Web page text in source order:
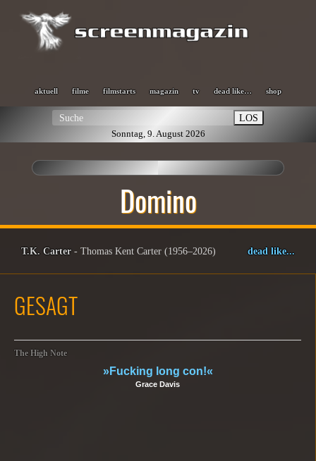
aktuell filme filmstarts magazin tv dead like… shop
LOS
Sonntag, 9. August 2026
Domino
T.K. Carter- Thomas Kent Carter (1956–2026) dead like...
GESAGT
The High Note
»Fucking long con!«
Grace Davis